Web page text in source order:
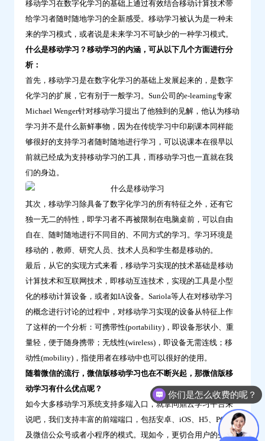
移动学习在数字化学习的基础上通过有效结合移动计算技术带
给学习者随时随地学习的全新感受。移动学习被认为是一种未
来的学习模式，或者说是未来学习不可缺少的一种学习模式。
什么是移动学习？移动学习的内涵，可从以下几个方面进行分
析：
首先，移动学习是在数字化学习的基础上发展起来的，是数字
化学习的扩展，它有别于一般学习。Sun公司的e-learning专家
Michael Wenger针对移动学习提出了他独到的见解，他认为移动
学习并不是什么新鲜事物，因为在传统学习中印刷课本同样能
够很好的支持学习者随时随地进行学习，可以说课本在很早以
前就已经成为支持移动学习的工具，而移动学习也一直就在我
们的身边。
其次，移动学习除具备了数字化学习的所有特征之外，还有它
独一无二的特性，即学习者不再被限制在电脑桌前，可以自由
自在、随时随地进行不同目的、不同方式的学习。学习环境是
移动的，教师、研究人员、技术人员和学生都是移动的。
最后，从它的实现方式来看，移动学习实现的技术基础是移动
计算技术和互联网技术，即移动互连技术，实现的工具是小型
化的移动计算设备，或者如IA设备。Sariola等人在对移动学习
的概念进行讨论的过程中，对移动学习实现的设备从特征上作
了这样的一个分析：可携带性(portability)，即设备形状小、重
量轻，便于随身携带；无线性(wireless)，即设备无需连线；移
动性(mobility)，指使用者在移动中也可以很好的使用。
随着微信的流行，微信版移动学习也在不断兴起，那微信版移
动学习有什么优点呢？
如今大多移动学习系统支持多端入口，就拿问鼎云学习平台来
说吧，我们支持丰富的前端端口，包括安卓、iOS、H5、PC以
及微信公众号或者小程序的模式。现如今，更切合用户的生活
你们是怎么收费的呢？